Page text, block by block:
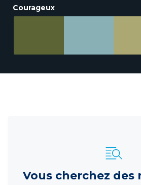
Courageux
Vous cherchez des